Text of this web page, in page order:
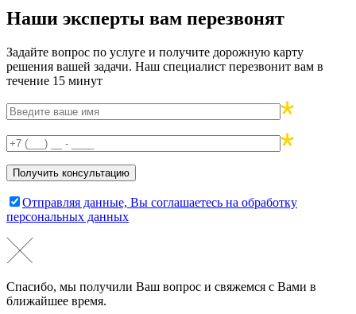
Наши эксперты вам перезвонят
Задайте вопрос по услуге и получите дорожную карту
решения вашей задачи. Наш специалист перезвонит вам в
течение 15 минут
Отправляя данные, Вы соглашаетесь на обработку
персональных данных
Спасибо, мы получили Ваш вопрос и свяжемся с Вами в
ближайшее время.